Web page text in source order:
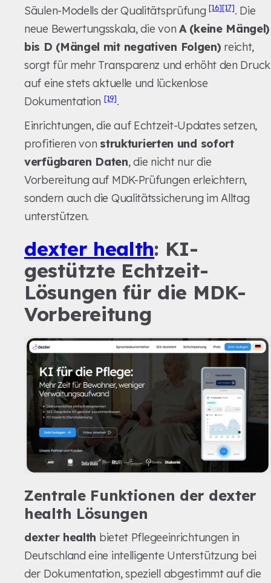
Säulen-Modells der Qualitätsprüfung[16][17]. Die
neue Bewertungsskala, die von A (keine Mängel)
bis D (Mängel mit negativen Folgen) reicht,
sorgt für mehr Transparenz und erhöht den Druck
auf eine stets aktuelle und lückenlose
Dokumentation[19].
Einrichtungen, die auf Echtzeit-Updates setzen,
profitieren von strukturierten und sofort
verfügbaren Daten, die nicht nur die
Vorbereitung auf MDK-Prüfungen erleichtern,
sondern auch die Qualitätssicherung im Alltag
unterstützen.
dexter health: KI-
gestützte Echtzeit-
Lösungen für die MDK-
Vorbereitung
Zentrale Funktionen der dexter
health Lösungen
dexter health bietet Pflegeeinrichtungen in
Deutschland eine intelligente Unterstützung bei
der Dokumentation, speziell abgestimmt auf die